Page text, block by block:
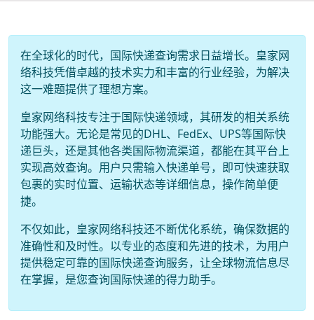
在全球化的时代，国际快递查询需求日益增长。皇家网
络科技凭借卓越的技术实力和丰富的行业经验，为解决
这一难题提供了理想方案。
皇家网络科技专注于国际快递领域，其研发的相关系统
功能强大。无论是常见的DHL、FedEx、UPS等国际快
递巨头，还是其他各类国际物流渠道，都能在其平台上
实现高效查询。用户只需输入快递单号，即可快速获取
包裹的实时位置、运输状态等详细信息，操作简单便
捷。
不仅如此，皇家网络科技还不断优化系统，确保数据的
准确性和及时性。以专业的态度和先进的技术，为用户
提供稳定可靠的国际快递查询服务，让全球物流信息尽
在掌握，是您查询国际快递的得力助手。